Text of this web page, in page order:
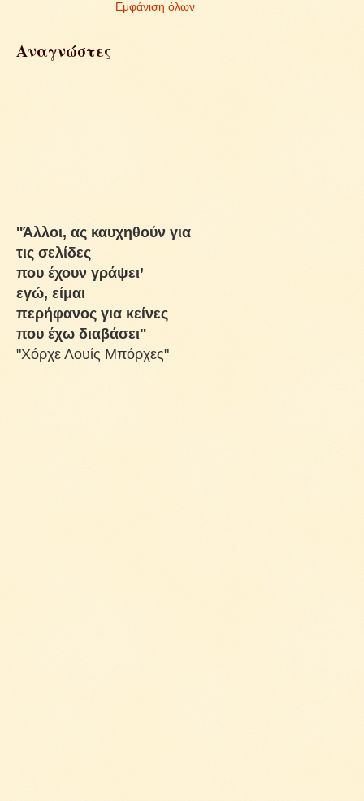
Εμφάνιση όλων
Αναγνώστες
''Άλλοι, ας καυχηθούν για
τις σελίδες
που έχουν γράψει’
εγώ, είμαι
περήφανος για κείνες
που έχω διαβάσει"
"Χόρχε Λουίς Μπόρχες"